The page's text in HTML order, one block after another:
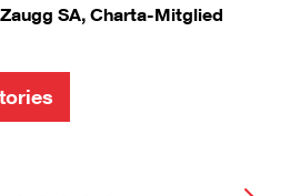
SA, Charta-Mitglied